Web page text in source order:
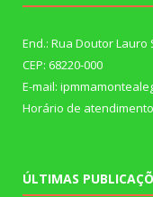
End.: Rua Doutor Lauro
CEP: 68220-000
E-mail:
Horário de
ÚLTIMAS